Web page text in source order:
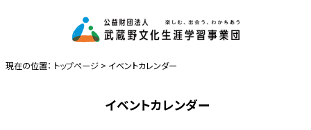
現在の位置： トップページ > イベントカレンダー
イベントカレンダー